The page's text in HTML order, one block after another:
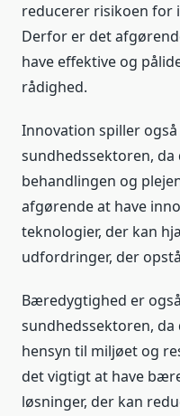
reducerer risikoen for
Derfor er det
have effektive og
rådighed.
Innovation spiller
sundhedssektoren,
​​behandlingen og
afgørende at have
teknologier, der kan
udfordringer, der
Bæredygtighed er
sundhedssektoren,
hensyn til miljøet og
det vigtigt at have
løsninger, der kan